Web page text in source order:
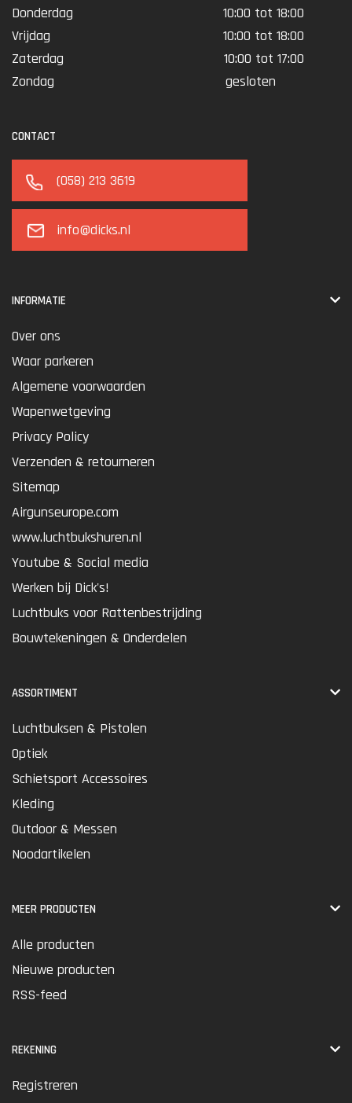
Donderdag
10:00 tot 18:00
Vrijdag
10:00 tot 18:00
Zaterdag
10:00 tot 17:00
Zondag
gesloten
CONTACT
(058) 213 3619
info@dicks.nl
INFORMATIE
Over ons
Waar parkeren
Algemene voorwaarden
Wapenwetgeving
Privacy Policy
Verzenden & retourneren
Sitemap
Airgunseurope.com
www.luchtbukshuren.nl
Youtube & Social media
Werken bij Dick's!
Luchtbuks voor Rattenbestrijding
Bouwtekeningen & Onderdelen
ASSORTIMENT
Luchtbuksen & Pistolen
Optiek
Schietsport Accessoires
Kleding
Outdoor & Messen
Noodartikelen
MEER PRODUCTEN
Alle producten
Nieuwe producten
RSS-feed
REKENING
Registreren